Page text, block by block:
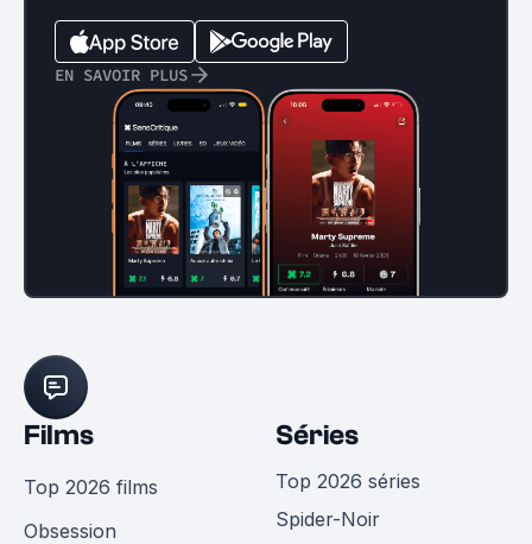
EN SAVOIR PLUS
Films
Top 2026 films
Obsession
Séries
Top 2026 séries
Spider-Noir